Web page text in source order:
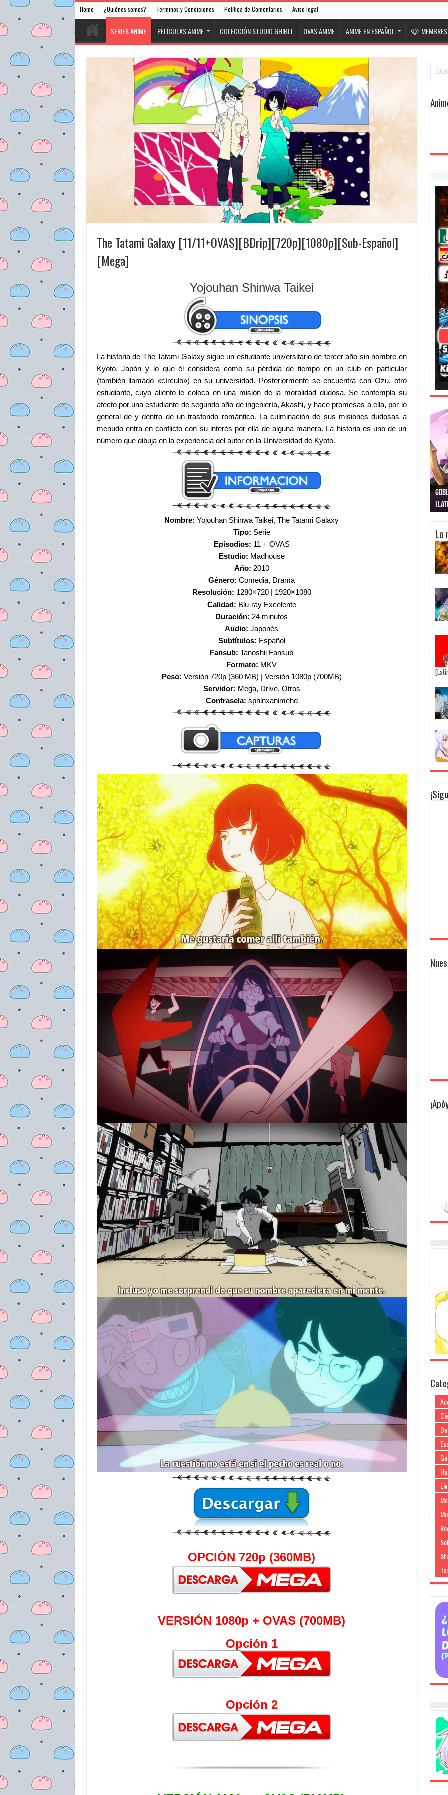
Home ¿Quiénes somos? Términos y Condiciones Política de Comentarios Aviso legal
SERIES ANIME PELÍCULAS ANIME COLECCIÓN STUDIO GHIBLI OVAS ANIME ANIME EN ESPAÑOL
The Tatami Galaxy [11/11+OVAS][BDrip][720p][1080p][Sub-Español]
[Mega]
Yojouhan Shinwa Taikei
La historia de The Tatami Galaxy sigue un estudiante universitario de tercer año sin nombre en
Kyoto, Japón y lo que él considera como su pérdida de tiempo en un club en particular
(también llamado «círculo») en su universidad. Posteriormente se encuentra con Ozu, otro
estudiante, cuyo aliento le coloca en una misión de la moralidad dudosa. Se contempla su
afecto por una estudiante de segundo año de ingeniería, Akashi, y hace promesas a ella, por lo
general de y dentro de un trasfondo romántico. La culminación de sus misiones dudosas a
menudo entra en conflicto con su interés por ella de alguna manera. La historia es uno de un
número que dibuja en la experiencia del autor en la Universidad de Kyoto.
Nombre: Yojouhan Shinwa Taikei, The Tatami Galaxy
Tipo: Serie
Episodios: 11 + OVAS
Estudio: Madhouse
Año: 2010
Género: Comedia, Drama
Resolución: 1280×720 | 1920×1080
Calidad: Blu-ray Excelente
Duración: 24 minutos
Audio: Japonés
Subtítulos: Español
Fansub: Tanoshii Fansub
Formato: MKV
Peso: Versión 720p (360 MB) | Versión 1080p (700MB)
Servidor: Mega, Drive, Otros
Contrasela: sphinxanimehd
OPCIÓN 720p (360MB)
VERSIÓN 1080p + OVAS (700MB)
Opción 1
Opción 2
Lo